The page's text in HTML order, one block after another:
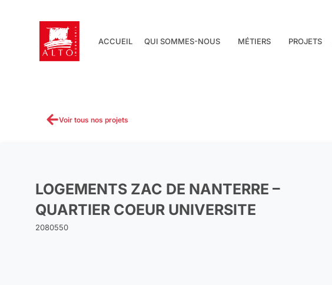
ACCUEIL QUI SOMMES-NOUS MÉTIERS PROJETS
Voir tous nos projets
LOGEMENTS ZAC DE NANTERRE –
QUARTIER COEUR UNIVERSITE
2080550